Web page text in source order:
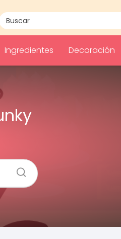
Ingredientes Decoración